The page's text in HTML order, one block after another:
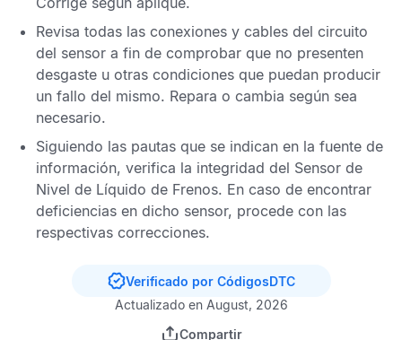
Revisa todas las conexiones y cables del circuito
del sensor a fin de comprobar que no presenten
desgaste u otras condiciones que puedan producir
un fallo del mismo. Repara o cambia según sea
necesario.
Siguiendo las pautas que se indican en la fuente de
información, verifica la integridad del Sensor de
Nivel de Líquido de Frenos. En caso de encontrar
deficiencias en dicho sensor, procede con las
respectivas correcciones.
Verificado por CódigosDTC
Actualizado en August, 2026
Compartir